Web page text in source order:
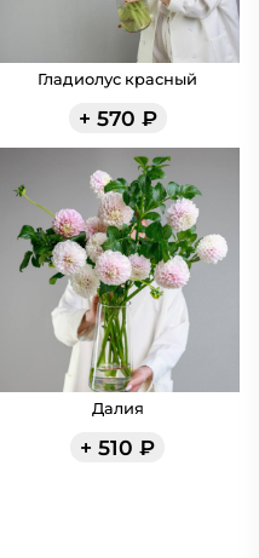
Гладиолус красный
+ 570 ₽
Далия
+ 510 ₽